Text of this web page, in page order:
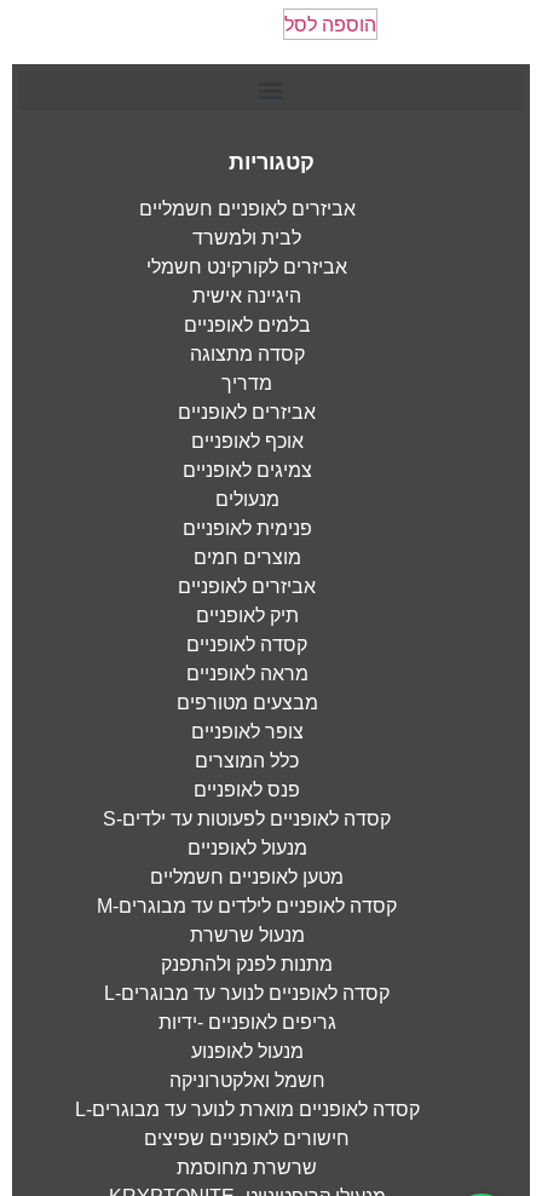
הוספה לסל
קטגוריות
אביזרים לאופניים חשמליים
לבית ולמשרד
אביזרים לקורקינט חשמלי
היגיינה אישית
בלמים לאופניים
קסדה מתצוגה
מדריך
אביזרים לאופניים
אוכף לאופניים
צמיגים לאופניים
מנעולים
פנימית לאופניים
מוצרים חמים
אביזרים לאופניים
תיק לאופניים
קסדה לאופניים
מראה לאופניים
מבצעים מטורפים
צופר לאופניים
כלל המוצרים
פנס לאופניים
קסדה לאופניים לפעוטות עד ילדים-S
מנעול לאופניים
מטען לאופניים חשמליים
קסדה לאופניים לילדים עד מבוגרים-M
מנעול שרשרת
מתנות לפנק ולהתפנק
קסדה לאופניים לנוער עד מבוגרים-L
גריפים לאופניים -ידיות
מנעול לאופנוע
חשמל ואלקטרוניקה
קסדה לאופניים מוארת לנוער עד מבוגרים-L
חישורים לאופניים שפיצים
שרשרת מחוסמת